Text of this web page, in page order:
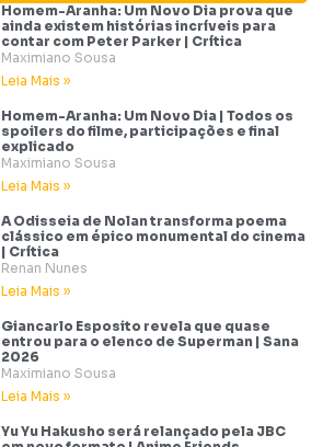
Homem-Aranha: Um Novo Dia prova que
ainda existem histórias incríveis para
contar com Peter Parker | Crítica
Maximiano Sousa
Leia Mais »
Homem-Aranha: Um Novo Dia | Todos os
spoilers do filme, participações e final
explicado
Maximiano Sousa
Leia Mais »
A Odisseia de Nolan transforma poema
clássico em épico monumental do cinema
| Crítica
Renan Nunes
Leia Mais »
Giancarlo Esposito revela que quase
entrou para o elenco de Superman | Sana
2026
Maximiano Sousa
Leia Mais »
Yu Yu Hakusho será relançado pela JBC